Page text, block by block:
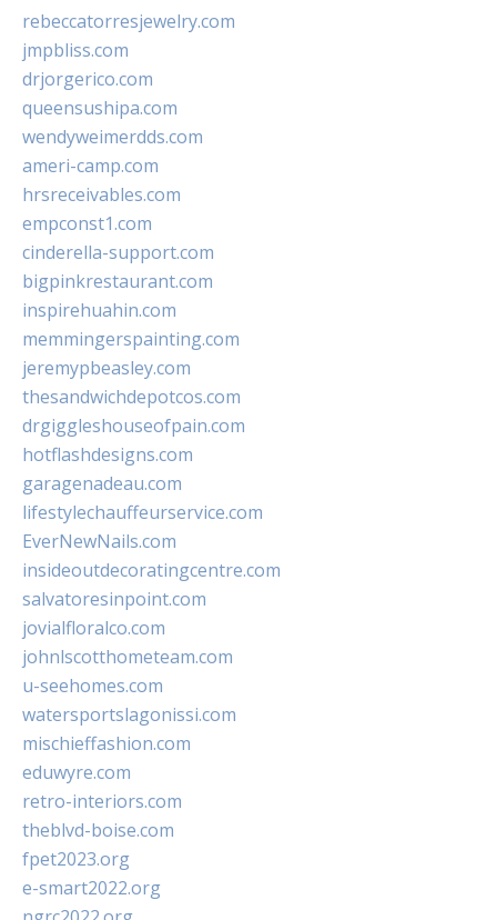
rebeccatorresjewelry.com
jmpbliss.com
drjorgerico.com
queensushipa.com
wendyweimerdds.com
ameri-camp.com
hrsreceivables.com
empconst1.com
cinderella-support.com
bigpinkrestaurant.com
inspirehuahin.com
memmingerspainting.com
jeremypbeasley.com
thesandwichdepotcos.com
drgiggleshouseofpain.com
hotflashdesigns.com
garagenadeau.com
lifestylechauffeurservice.com
EverNewNails.com
insideoutdecoratingcentre.com
salvatoresinpoint.com
jovialfloralco.com
johnlscotthometeam.com
u-seehomes.com
watersportslagonissi.com
mischieffashion.com
eduwyre.com
retro-interiors.com
theblvd-boise.com
fpet2023.org
e-smart2022.org